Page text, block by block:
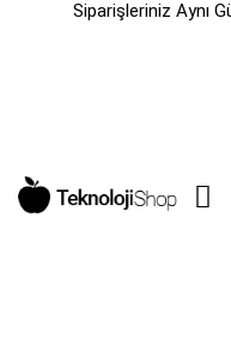
Siparişleriniz Aynı